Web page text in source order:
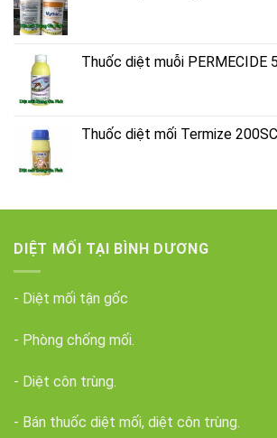
Thuốc diệt muỗi PERMECIDE
Thuốc diệt mối Termize 200SC
DIỆT MỐI TẠI BÌNH DƯƠNG
- Diệt mối tận gốc
- Phòng chống mối.
- Diệt côn trùng.
- Bán thuốc diệt mối, diệt côn trùng.